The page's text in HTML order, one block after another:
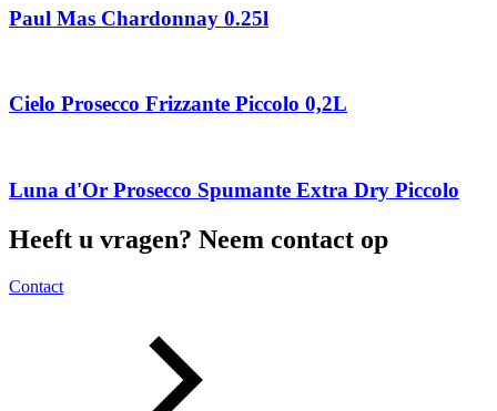
Paul Mas Chardonnay 0.25l
Cielo Prosecco Frizzante Piccolo 0,2L
Luna d'Or Prosecco Spumante Extra Dry Piccolo
Heeft u vragen? Neem contact op
Contact